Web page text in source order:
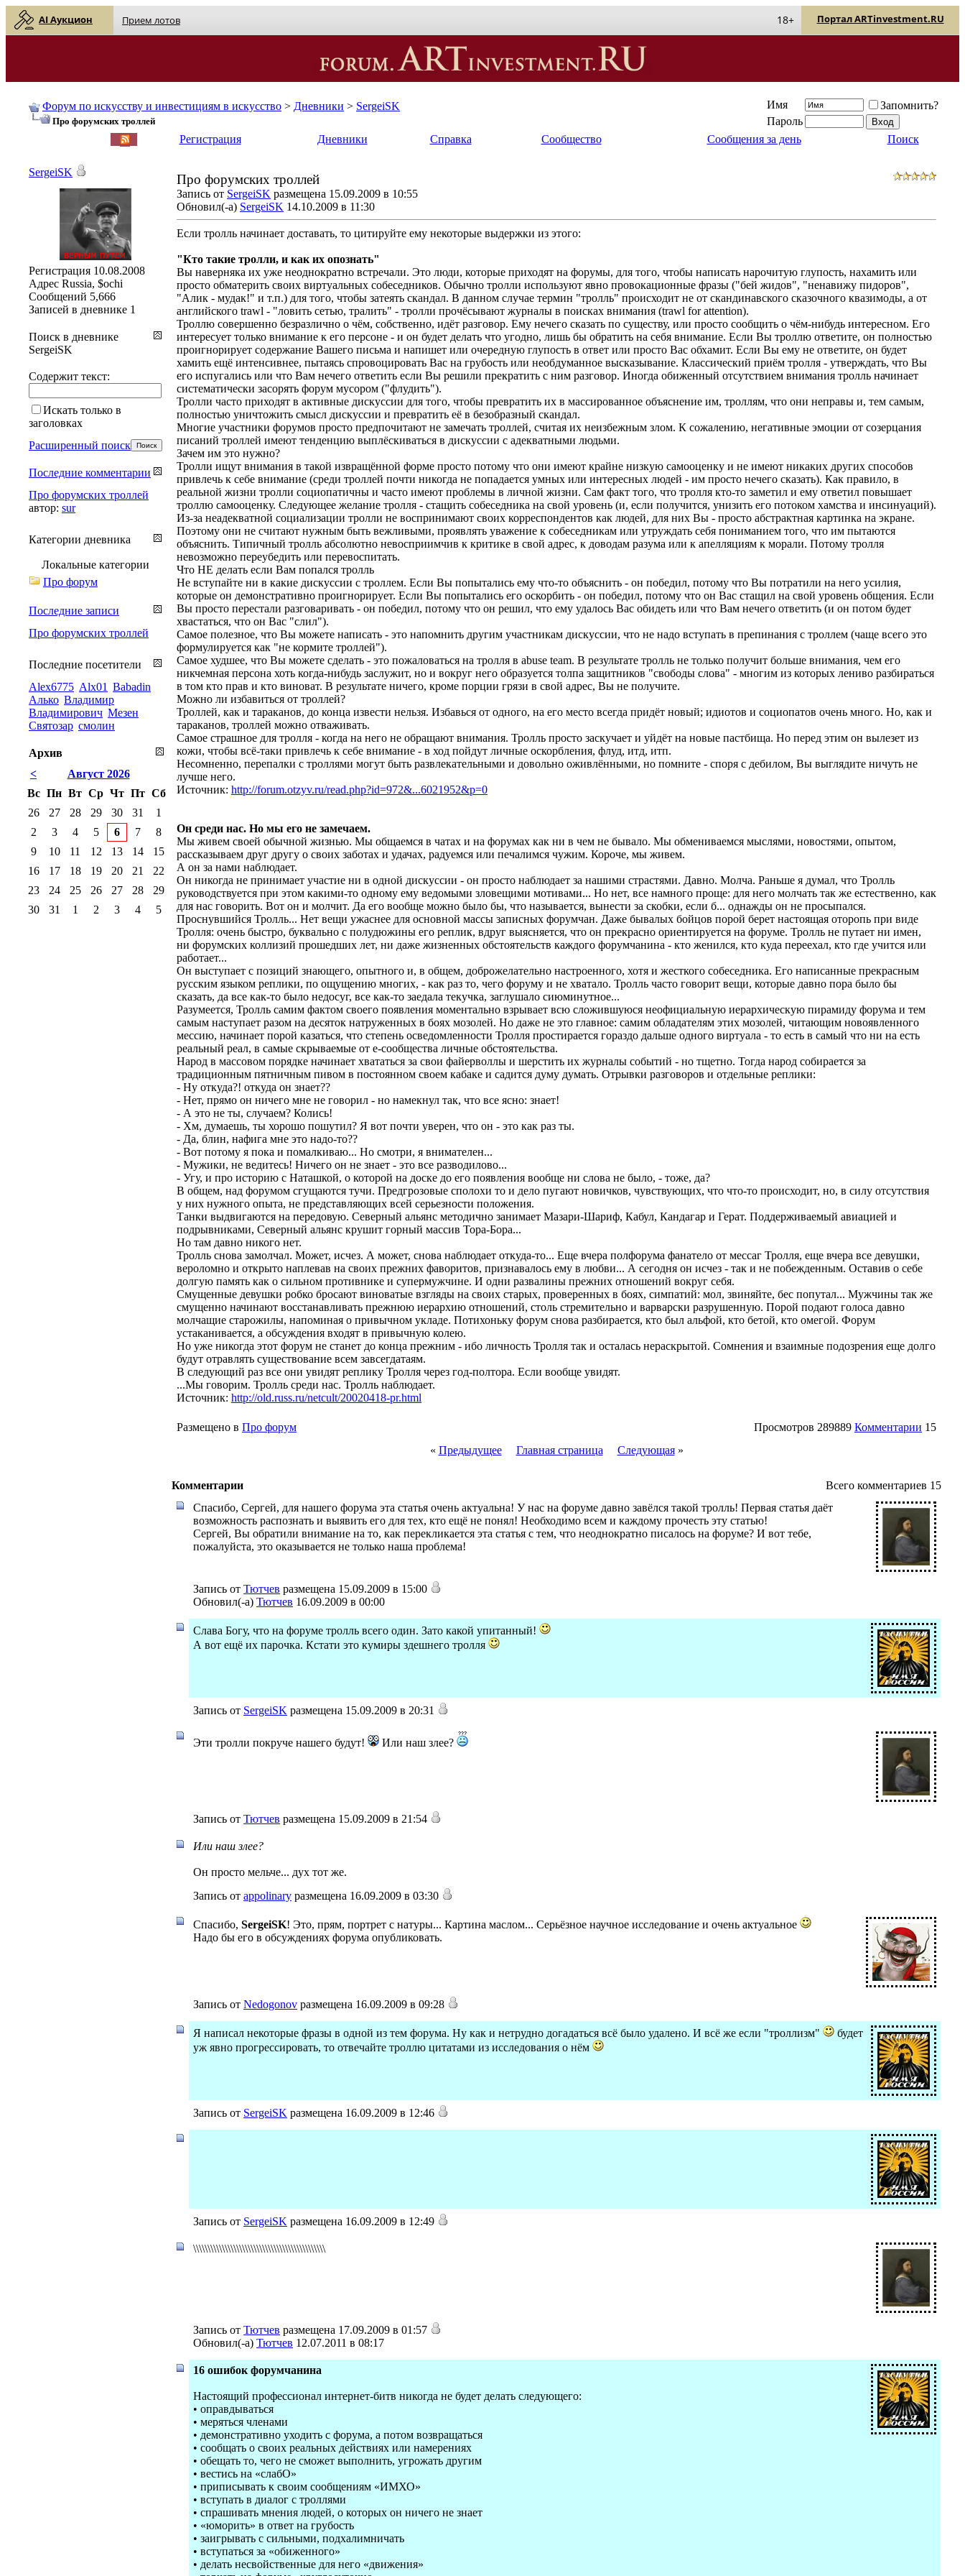
AI Аукцион Прием лотов Портал ARTinvestment.RU
18+
Форум по искусству и инвестициям в искусство > Дневники > SergeiSK
Про форумских троллей
Имя
Запомнить?
Пароль
Регистрация Дневники Справка Сообщество Сообщения за день Поиск
Про форумских троллей
Запись от SergeiSK размещена 15.09.2009 в 10:55
Обновил(-а) SergeiSK 14.10.2009 в 11:30
Если тролль начинает доставать, то цитируйте ему некоторые выдержки из этого:
"Кто такие тролли, и как их опознать"
Вы наверняка их уже неоднократно встречали. Это люди, которые приходят на форумы, для того, чтобы написать нарочитую глупость, нахамить или
просто обматерить своих виртуальных собеседников. Обычно тролли используют явно провокационные фразы ("бей жидов", "ненавижу пидоров",
"Алик - мудак!" и т.п.) для того, чтобы затеять скандал. В данном случае термин "тролль" происходит не от скандинавского сказочного квазимоды, а от
английского trawl - "ловить сетью, тралить" - тролли прочёсывают журналы в поисках внимания (trawl for attention).
Троллю совершенно безразлично о чём, собственно, идёт разговор. Ему нечего сказать по существу, или просто сообщить о чём-нибудь интересном. Его
интересует только внимание к его персоне - и он будет делать что угодно, лишь бы обратить на себя внимание. Если Вы троллю ответите, он полностью
проигнорирует содержание Вашего письма и напишет или очередную глупость в ответ или просто Вас обхамит. Если Вы ему не ответите, он будет
хамить ещё интенсивнее, пытаясь спровоцировать Вас на грубость или необдуманное высказывание. Классический приём тролля - утверждать, что Вы
его испугались или что Вам нечего ответить если Вы решили прекратить с ним разговор. Иногда обиженный отсутствием внимания тролль начинает
систематически засорять форум мусором ("флудить").
Тролли часто приходят в активные дискуссии для того, чтобы превратить их в массированное объяснение им, троллям, что они неправы и, тем самым,
полностью уничтожить смысл дискуссии и превратить её в безобразный скандал.
Многие участники форумов просто предпочитают не замечать троллей, считая их неизбежным злом. К сожалению, негативные эмоции от созерцания
писаний троллей имеют тенденцию выплёскиваться в дискуссии с адекватными людьми.
Зачем им это нужно?
Тролли ищут внимания в такой извращённой форме просто потому что они имеют крайне низкую самооценку и не имеют никаких других способов
привлечь к себе внимание (среди троллей почти никогда не попадается умных или интересных людей - им просто нечего сказать). Как правило, в
реальной жизни тролли социопатичны и часто имеют проблемы в личной жизни. Сам факт того, что тролля кто-то заметил и ему ответил повышает
троллю самооценку. Следующее желание тролля - стащить собеседника на свой уровень (и, если получится, унизить его потоком хамства и инсинуаций).
Из-за неадекватной социализации тролли не воспринимают своих корреспондентов как людей, для них Вы - просто абстрактная картинка на экране.
Поэтому они не считают нужным быть вежливыми, проявлять уважение к собеседникам или утруждать себя пониманием того, что им пытаются
объяснить. Типичный тролль абсолютно невосприимчив к критике в свой адрес, к доводам разума или к апелляциям к морали. Потому тролля
невозможно переубедить или перевоспитать.
Что НЕ делать если Вам попался тролль
Не вступайте ни в какие дискуссии с троллем. Если Вы попытались ему что-то объяснить - он победил, потому что Вы потратили на него усилия,
которые он демонстративно проигнорирует. Если Вы попытались его оскорбить - он победил, потому что он Вас стащил на свой уровень общения. Если
Вы просто перестали разговаривать - он победил, потому что он решил, что ему удалось Вас обидеть или что Вам нечего ответить (и он потом будет
хвастаться, что он Вас "слил").
Самое полезное, что Вы можете написать - это напомнить другим участникам дискуссии, что не надо вступать в препинания с троллем (чаще всего это
формулируется как "не кормите троллей").
Самое худшее, что Вы можете сделать - это пожаловаться на тролля в abuse team. В результате тролль не только получит больше внимания, чем его
никчемная персона хоть когда-нибудь заслужит, но и вокруг него образуется толпа защитников "свободы слова" - многим из которых лениво разбираться
в том кто прав и кто виноват. В результате ничего, кроме порции грязи в свой адрес, Вы не получите.
Можно ли избавиться от троллей?
Троллей, как и тараканов, до конца извести нельзя. Избавься от одного, на его место всегда придёт новый; идиотов и социопатов очень много. Но, как и
тараканов, троллей можно отваживать.
Самое страшное для тролля - когда на него не обращают внимания. Тролль просто заскучает и уйдёт на новые пастбища. Но перед этим он вылезет из
кожи, чтобы всё-таки привлечь к себе внимание - в ход пойдут личные оскорбления, флуд, итд, итп.
Несомненно, перепалки с троллями могут быть развлекательными и довольно оживлёнными, но помните - споря с дебилом, Вы выглядите ничуть не
лучше него.
Источник: http://forum.otzyv.ru/read.php?id=972&...6021952&p=0
Он среди нас. Но мы его не замечаем.
Мы живем своей обычной жизнью. Мы общаемся в чатах и на форумах как ни в чем не бывало. Мы обмениваемся мыслями, новостями, опытом,
рассказываем друг другу о своих заботах и удачах, радуемся или печалимся чужим. Короче, мы живем.
А он за нами наблюдает.
Он никогда не принимает участие ни в одной дискуссии - он просто наблюдает за нашими страстями. Давно. Молча. Раньше я думал, что Тролль
руководствуется при этом какими-то одному ему ведомыми зловещими мотивами... Но нет, все намного проще: для него молчать так же естественно, как
для нас говорить. Вот он и молчит. Да его вообще можно было бы, что называется, вынести за скобки, если б... однажды он не просыпался.
Проснувшийся Тролль... Нет вещи ужаснее для основной массы записных форумчан. Даже бывалых бойцов порой берет настоящая оторопь при виде
Тролля: очень быстро, буквально с полудюжины его реплик, вдруг выясняется, что он прекрасно ориентируется на форуме. Тролль не путает ни имен,
ни форумских коллизий прошедших лет, ни даже жизненных обстоятельств каждого форумчанина - кто женился, кто куда переехал, кто где учится или
работает...
Он выступает с позиций знающего, опытного и, в общем, доброжелательно настроенного, хотя и жесткого собеседника. Его написанные прекрасным
русским языком реплики, по ощущению многих, - как раз то, чего форуму и не хватало. Тролль часто говорит вещи, которые давно пора было бы
сказать, да все как-то было недосуг, все как-то заедала текучка, заглушало сиюминутное...
Разумеется, Тролль самим фактом своего появления моментально взрывает всю сложившуюся неофициальную иерархическую пирамиду форума и тем
самым наступает разом на десяток натруженных в боях мозолей. Но даже не это главное: самим обладателям этих мозолей, читающим новоявленного
мессию, начинает порой казаться, что степень осведомленности Тролля простирается гораздо дальше одного виртуала - то есть в самый что ни на есть
реальный реал, в самые скрываемые от е-сообщества личные обстоятельства.
Народ в массовом порядке начинает хвататься за свои файерволлы и шерстить их журналы событий - но тщетно. Тогда народ собирается за
традиционным пятничным пивом в постоянном своем кабаке и садится думу думать. Отрывки разговоров и отдельные реплики:
- Ну откуда?! откуда он знает??
- Нет, прямо он ничего мне не говорил - но намекнул так, что все ясно: знает!
- А это не ты, случаем? Колись!
- Хм, думаешь, ты хорошо пошутил? Я вот почти уверен, что он - это как раз ты.
- Да, блин, нафига мне это надо-то??
- Вот потому я пока и помалкиваю... Но смотри, я внимателен...
- Мужики, не ведитесь! Ничего он не знает - это все разводилово...
- Угу, и про историю с Наташкой, о которой на доске до его появления вообще ни слова не было, - тоже, да?
В общем, над форумом сгущаются тучи. Предгрозовые сполохи то и дело пугают новичков, чувствующих, что что-то происходит, но, в силу отсутствия
у них нужного опыта, не представляющих всей серьезности положения.
Танки выдвигаются на передовую. Северный альянс методично занимает Мазари-Шариф, Кабул, Кандагар и Герат. Поддерживаемый авиацией и
подрывниками, Северный альянс крушит горный массив Тора-Бора...
Но там давно никого нет.
Тролль снова замолчал. Может, исчез. А может, снова наблюдает откуда-то... Еще вчера полфорума фанатело от мессаг Тролля, еще вчера все девушки,
вероломно и открыто наплевав на своих прежних фаворитов, признавалось ему в любви... А сегодня он исчез - так и не побежденным. Оставив о себе
долгую память как о сильном противнике и супермужчине. И одни развалины прежних отношений вокруг себя.
Смущенные девушки робко бросают виноватые взгляды на своих старых, проверенных в боях, симпатий: мол, звиняйте, бес попутал... Мужчины так же
смущенно начинают восстанавливать прежнюю иерархию отношений, столь стремительно и варварски разрушенную. Порой подают голоса давно
молчащие старожилы, напоминая о привычном укладе. Потихоньку форум снова разбирается, кто был альфой, кто бетой, кто омегой. Форум
устаканивается, а обсуждения входят в привычную колею.
Но уже никогда этот форум не станет до конца прежним - ибо личность Тролля так и осталась нераскрытой. Сомнения и взаимные подозрения еще долго
будут отравлять существование всем завсегдатаям.
В следующий раз все они увидят реплику Тролля через год-полтора. Если вообще увидят.
...Мы говорим. Тролль среди нас. Тролль наблюдает.
Источник: http://old.russ.ru/netcult/20020418-pr.html
Размещено в Про форум Просмотров 289889 Комментарии 15
« Предыдущее Главная страница Следующая»
Всего комментариев 15
Комментарии
Спасибо, Сергей, для нашего форума эта статья очень актуальна! У нас на форуме давно завёлся такой тролль! Первая статья даёт
возможность распознать и выявить его для тех, кто ещё не понял! Необходимо всем и каждому прочесть эту статью!
Сергей, Вы обратили внимание на то, как перекликается эта статья с тем, что неоднократно писалось на форуме? И вот тебе,
пожалуйста, это оказывается не только наша проблема!
Запись от Тютчев размещена 15.09.2009 в 15:00
Обновил(-а) Тютчев 16.09.2009 в 00:00
Слава Богу, что на форуме тролль всего один. Зато какой упитанный!
А вот ещё их парочка. Кстати это кумиры здешнего тролля
Запись от SergeiSK размещена 15.09.2009 в 20:31
Эти тролли покруче нашего будут! Или наш злее?
Запись от Тютчев размещена 15.09.2009 в 21:54
Или наш злее?
Он просто мельче... дух тот же.
Запись от appolinary размещена 16.09.2009 в 03:30
Спасибо, SergeiSK! Это, прям, портрет с натуры... Картина маслом... Серьёзное научное исследование и очень актуальное
Надо бы его в обсуждениях форума опубликовать.
Запись от Nedogonov размещена 16.09.2009 в 09:28
Я написал некоторые фразы в одной из тем форума. Ну как и нетрудно догадаться всё было удалено. И всё же если "троллизм"
будет
уж явно прогрессировать, то отвечайте троллю цитатами из исследования о нём
Запись от SergeiSK размещена 16.09.2009 в 12:46
Запись от SergeiSK размещена 16.09.2009 в 12:49
\\\\\\\\\\\\\\\\\\\\\\\\\\\\\\\\\\\\\\\\\\\\\\
Запись от Тютчев размещена 17.09.2009 в 01:57
Обновил(-а) Тютчев 12.07.2011 в 08:17
16 ошибок форумчанина
Настоящий профессионал интернет-битв никогда не будет делать следующего:
• оправдываться
• меряться членами
• демонстративно уходить с форума, а потом возвращаться
• сообщать о своих реальных действиях или намерениях
• обещать то, чего не сможет выполнить, угрожать другим
• вестись на «слабО»
• приписывать к своим сообщениям «ИМХО»
• вступать в диалог с троллями
• спрашивать мнения людей, о которых он ничего не знает
• «юморить» в ответ на грубость
• заигрывать с сильными, подхалимничать
• вступаться за «обиженного»
• делать несвойственные для него «движения»
SergeiSK
Регистрация 10.08.2008
Адрес Russia, $ochi
Сообщений 5,666
Записей в дневнике 1
Поиск в дневнике
SergeiSK
Содержит текст:
Искать только в
заголовках
Расширенный поиск
Последние комментарии
Про форумских троллей
автор: sur
Категории дневника
Локальные категории
Про форум
Последние записи
Про форумских троллей
Последние посетители
Alex6775 Alx01 Babadin
Алько Владимир
Владимирович Мезен
Святозар смолин
Архив
<
Август 2026
Вс Пн Вт Ср Чт Пт Сб
26
27 28 29 30 31
1
2
3 4 5 6 7
8
9
10 11 12 13 14
15
16
17 18 19 20 21
22
23
24 25 26 27 28
29
30
31 1 2 3 4 5